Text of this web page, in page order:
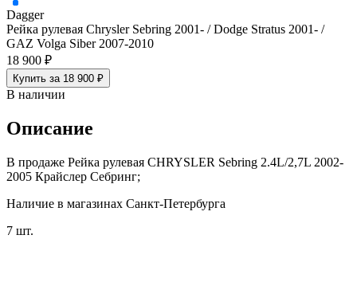
Dagger
Рейка рулевая Chrysler Sebring 2001- / Dodge Stratus 2001- /
GAZ Volga Siber 2007-2010
18 900 ₽
Купить за 18 900 ₽
В наличии
Описание
В продаже Рейка рулевая CHRYSLER Sebring 2.4L/2,7L 2002-
2005 Крайслер Себринг;
Наличие в магазинах Санкт-Петербурга
7 шт.